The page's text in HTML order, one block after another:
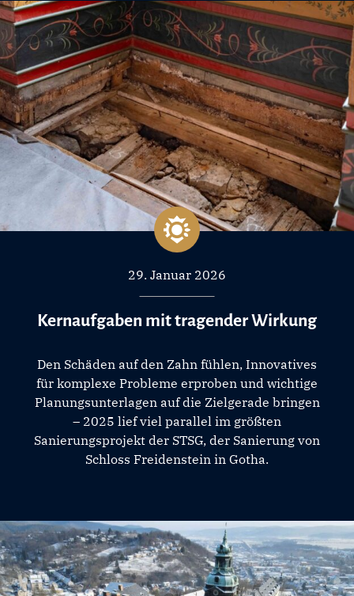
29. Januar 2026
Kernaufgaben mit tragender Wirkung
Den Schäden auf den Zahn fühlen, Innovatives
für komplexe Probleme erproben und wichtige
Planungsunterlagen auf die Zielgerade bringen
– 2025 lief viel parallel im größten
Sanierungsprojekt der STSG, der Sanierung von
Schloss Freidenstein in Gotha.